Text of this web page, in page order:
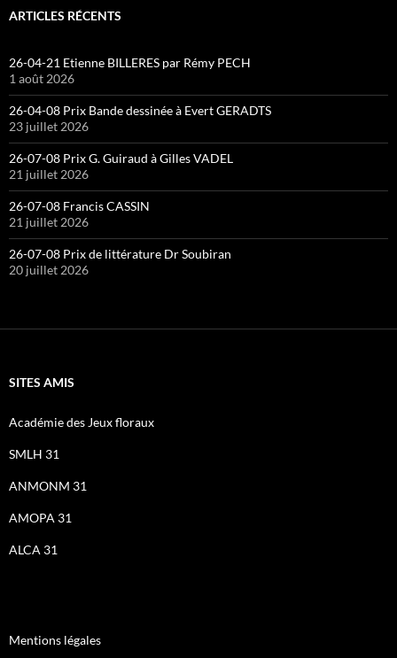
ARTICLES RÉCENTS
26-04-21 Etienne BILLERES par Rémy PECH
1 août 2026
26-04-08 Prix Bande dessinée à Evert GERADTS
23 juillet 2026
26-07-08 Prix G. Guiraud à Gilles VADEL
21 juillet 2026
26-07-08 Francis CASSIN
21 juillet 2026
26-07-08 Prix de littérature Dr Soubiran
20 juillet 2026
SITES AMIS
Académie des Jeux floraux
SMLH 31
ANMONM 31
AMOPA 31
ALCA 31
Mentions légales